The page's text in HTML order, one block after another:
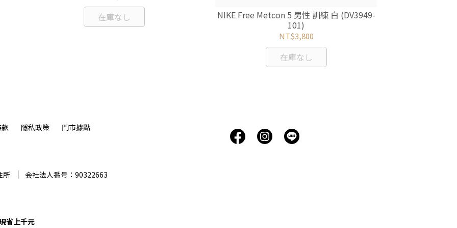
在庫なし
NIKE Free Metcon 5 男性 訓練 白 (DV3949-
101)
NT$3,800
在庫なし
隱私政策 門市據點
所 会社法人番号：90322663
省上千元